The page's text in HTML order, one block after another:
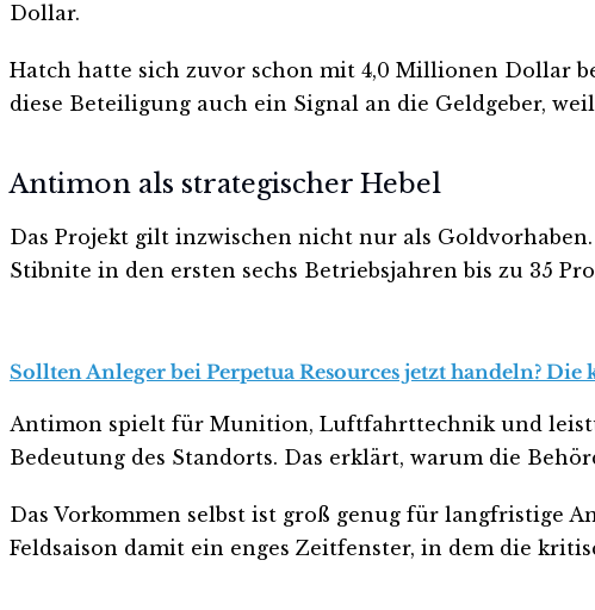
Dollar.
Hatch hatte sich zuvor schon mit 4,0 Millionen Dollar
diese Beteiligung auch ein Signal an die Geldgeber,
Antimon als strategischer Hebel
Das Projekt gilt inzwischen nicht nur als
Stibnite in den ersten sechs Betriebsjahren bis zu 35
Sollten Anleger bei Perpetua Resources jetzt handeln?
Antimon spielt für Munition, Luftfahrttechnik und
Bedeutung des Standorts. Das erklärt, warum die
Das Vorkommen selbst ist groß genug für langfristige
Feldsaison damit ein enges Zeitfenster, in dem die